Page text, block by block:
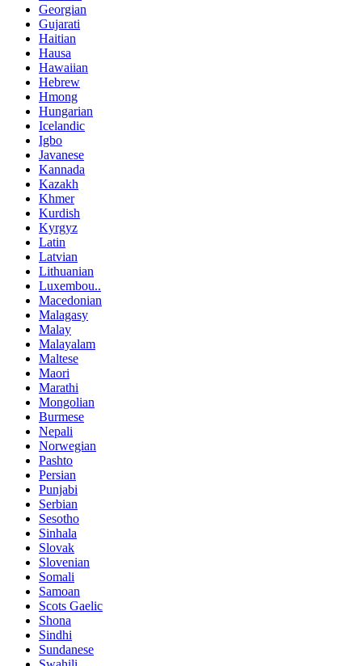
Georgian
Gujarati
Haitian
Hausa
Hawaiian
Hebrew
Hmong
Hungarian
Icelandic
Igbo
Javanese
Kannada
Kazakh
Khmer
Kurdish
Kyrgyz
Latin
Latvian
Lithuanian
Luxembou..
Macedonian
Malagasy
Malay
Malayalam
Maltese
Maori
Marathi
Mongolian
Burmese
Nepali
Norwegian
Pashto
Persian
Punjabi
Serbian
Sesotho
Sinhala
Slovak
Slovenian
Somali
Samoan
Scots Gaelic
Shona
Sindhi
Sundanese